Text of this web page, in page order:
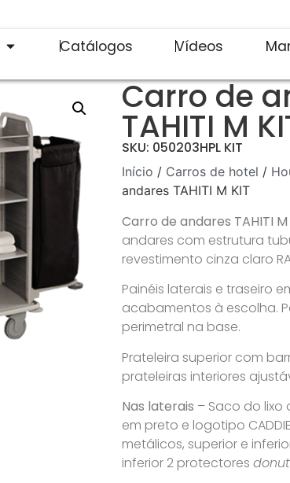
Catálogos Vídeos
Carro de
TAHITI M
SKU: 050203HPL KIT
Início / Carros de hotel /
andares TAHITI M KIT
Carro de andares TAHITI M
andares com estrutura
revestimento cinza claro
Painéis laterais e traseiro
acabamentos à escolha.
perimetral na base.
Prateleira superior com
prateleiras interiores
Nas laterais – Saco do lixo
em preto e logotipo
metálicos, superior e
inferior 2 protectores